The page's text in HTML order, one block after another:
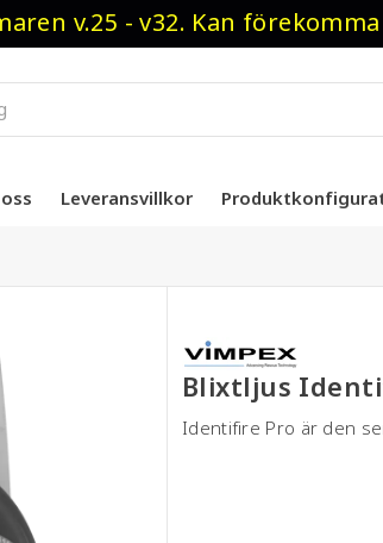
v.25 - v32. Kan
Leveransvillkor
Blixtljus
Identifire Pro är den